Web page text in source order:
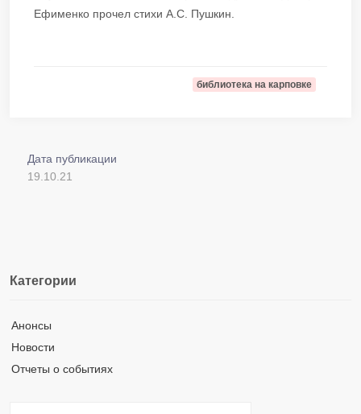
Ефименко прочел стихи А.С. Пушкин.
библиотека на карповке
Дата публикации
19.10.21
Категории
Анонсы
Новости
Отчеты о событиях